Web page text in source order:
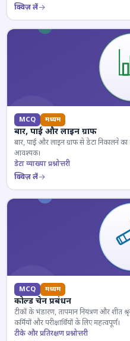
क्विज़ लें
MCQ मध्यम
बार, पाई और लाइन ग्राफ
बार, पाई और लाइन ग्राफ से डेटा निकालने
आवश्यक।
डेटा व्याख्या प्रश्नोत्तरी
क्विज़ लें
MCQ मध्यम
कोल्ड चेन प्रबंधन
टीकों के भंडारण, तापमान नियंत्रण और शीत
कर्मियों और परीक्षार्थियों के लिए महत्वपूर्ण।
टीके और प्रतिरक्षण प्रश्नोत्तरी